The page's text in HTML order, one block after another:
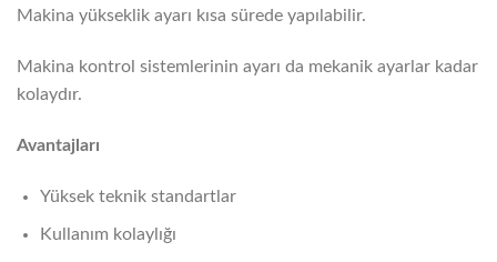
Makina yükseklik ayarı kısa sürede yapılabilir.
Makina kontrol sistemlerinin ayarı da mekanik ayarlar kadar
kolaydır.
Avantajları
Yüksek teknik standartlar
Kullanım kolaylığı